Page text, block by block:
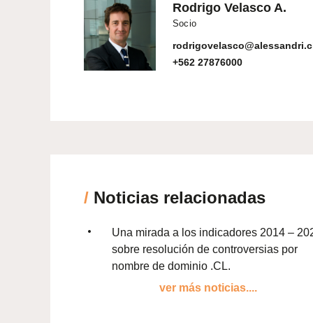
Rodrigo Velasco A.
Socio
+562 27876000
/ Noticias relacionadas
Una mirada a los indicadores 2014 –
sobre resolución de controversias por
nombre de dominio .CL.
ver más noticias....